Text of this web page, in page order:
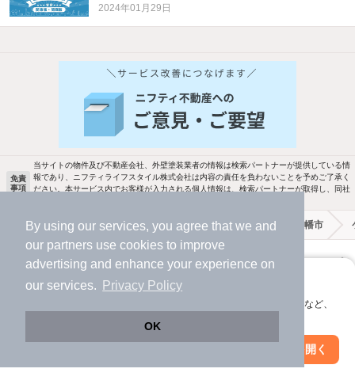
By using our services, you agree that we and
our partners use cookies to improve
advertising and enhance your experience on
our services.
Privacy Policy
OK
アプリに切り替えて、サクサクお部屋探し
会員登録なしですぐ使える。マップ検索やお気に入り保存など、
アプリを開く
絞り込み条件を変更
2024年01月29日
他の人はこんな条件で絞り込んでいます！
バス・トイレ別 2階以上
洗濯機置場あり 独立洗面台
エアコンあり 都市ガス
温水洗浄便座 オートロック
免責
事項
当サイトの物件及び不動産会社、外壁塗装業者の情報は検索パートナーが提供している情
報であり、ニフティライフスタイル株式会社は内容の責任を負わないことを予めご了承く
ださい。本サービス内でお客様が入力される個人情報は、検索パートナーが取得し、同社
不動産・住宅情報のニフティ不動産 賃貸 京都府 八幡市
ニフティ不動産 ニフティ不動産アプリ
賃貸